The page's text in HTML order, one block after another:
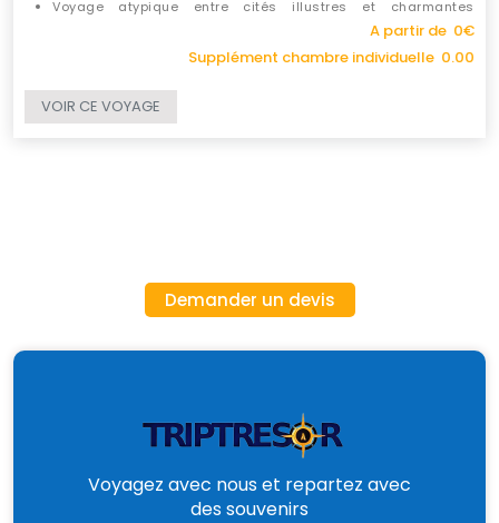
Voyage atypique entre cités illustres et charmantes
A partir de 0€
Supplément chambre individuelle 0.00
VOIR CE VOYAGE
Demander un devis
Voyagez avec nous et repartez avec
des souvenirs